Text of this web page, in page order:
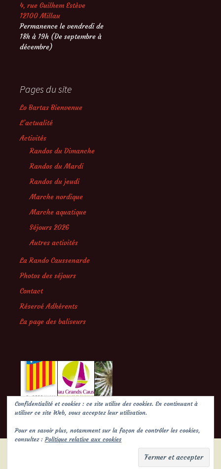
4, rue Guilhem Estève
12100 Millau
Permanence le vendredi de
18h à 19h (De septembre à
décembre)
Pages du site
Lo Bartas Bienvenue
L’actualité
Activités
Randos du Dimanche
Randos du Mardi
Randos du jeudi
Marche nordique
Marche aquatique
Séjours 2026
Autres activités
La Rando Caussenarde
Photos des séjours
Contact
Réservé Adhérents
La page des baliseurs
Fièrement propulsé par WordPress
Confidentialité et cookies : ce site utilise des cookies. En continuant à
utiliser ce site Web, vous acceptez leur utilisation.
Pour en savoir plus, notamment sur la façon de contrôler les cookies,
consultez :Politique relative aux cookies